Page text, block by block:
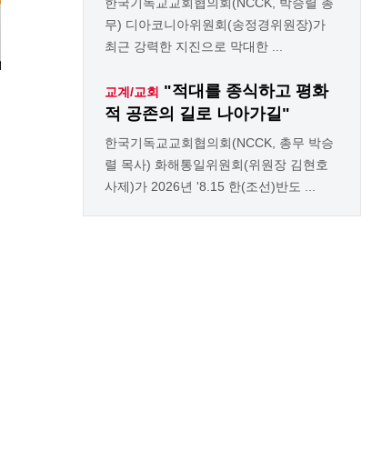
무) 디아코니아위원회(송정경위원장)가
최근 강력한 지진으로 막대한 ...
교계/교회 "적대를 종식하고 평화
적 공존의 길로 나아가길"
한국기독교교회협의회(NCCK, 총무 박승
렬 목사) 화해통일위원회(위원장 김현호
사제)가 2026년 '8.15 한(조선)반도 ...